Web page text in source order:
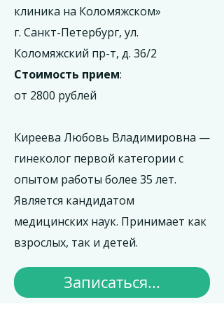
клиника на Коломяжском»
г. Санкт-Петербург, ул.
Коломяжский пр-т, д. 36/2
Стоимость прием:
от 2800 рублей
Киреева Любовь Владимировна —
гинеколог первой категории с
опытом работы более 35 лет.
Является кандидатом
медицинских наук. Принимает как
взрослых, так и детей.
Записаться...